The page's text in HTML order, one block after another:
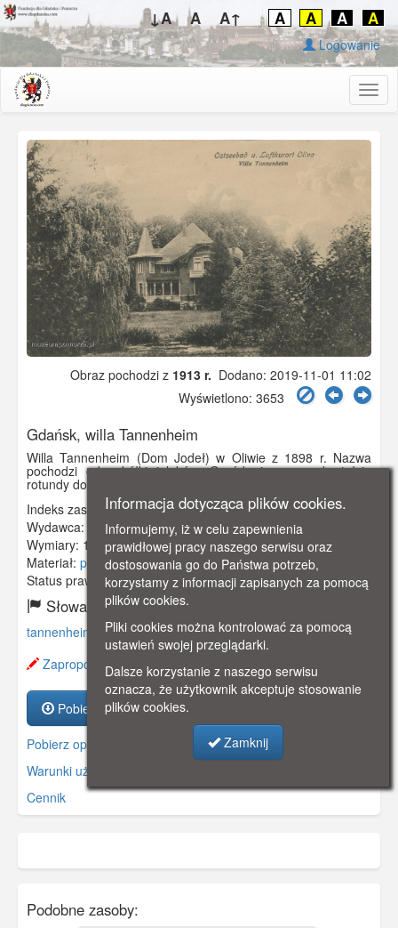
↓A A A↑ A A A A
Logowanie
Obraz pochodzi z 1913 r. Dodano: 2019-11-01 11:02
Wyświetlono: 3653
Gdańsk, willa Tannenheim
Willa Tannenheim (Dom Jodeł) w Oliwie z 1898 r. Nazwa
pochodzi od szkółki iglaków. Ogród zimowy w kształcie
rotundy dobudowano w latach 20-tych XX w.
Indeks zasobu:GSP01299
Wydawca:
Paul Lemanczik. Oliva
Wymiary: 138 x 86 mm
Materiał: pocztówka
Status prawny:Użycie Niekomercyjne
Słowa kluczowe:
tannenheim oliwa ,willa,
Zaproponuj zmianę opisu.
Pobierz zasób
Pobierz opis
Warunki używania zasobów.
Cennik
Podobne zasoby:
Informacja dotycząca plików cookies.
Informujemy, iż w celu zapewnienia
prawidłowej pracy naszego serwisu oraz
dostosowania go do Państwa potrzeb,
korzystamy z informacji zapisanych za pomocą
plików cookies.
Pliki cookies można kontrolować za pomocą
ustawień swojej przeglądarki.
Dalsze korzystanie z naszego serwisu
oznacza, że użytkownik akceptuje stosowanie
plików cookies.
Zamknij